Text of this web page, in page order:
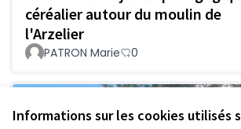
Informations sur les cookies utilisés
céréalier autour du moulin de
l'Arzelier
PATRON Marie 0